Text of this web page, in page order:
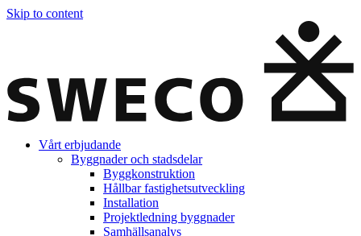
Skip to content
Vårt erbjudande
Byggnader och stadsdelar
Byggkonstruktion
Hållbar fastighetsutveckling
Installation
Projektledning byggnader
Samhällsanalys